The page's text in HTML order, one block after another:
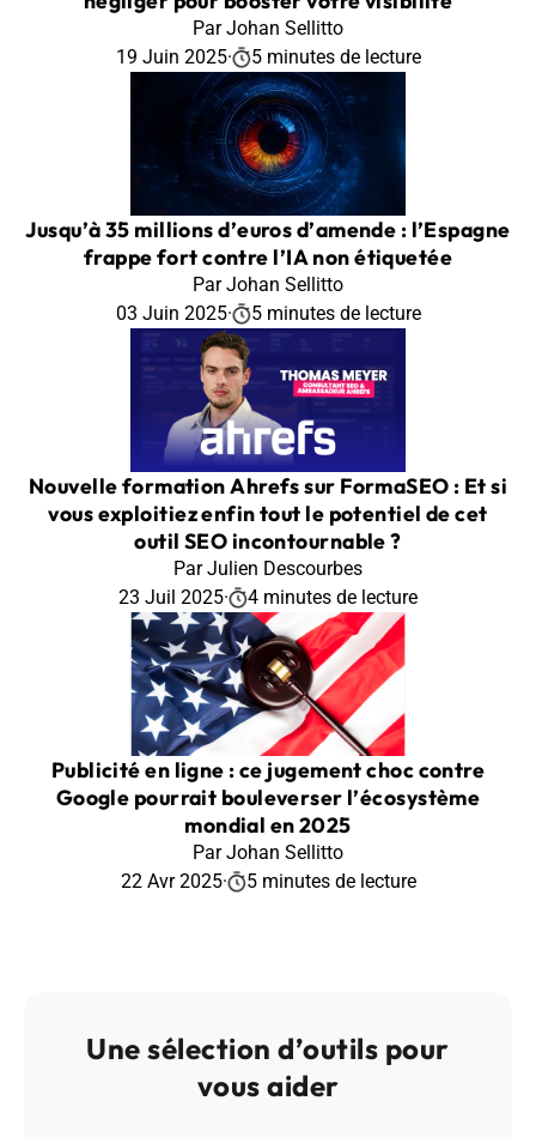
Par Johan Sellitto
19 Juin 2025· 5 minutes de lecture
Jusqu’à 35 millions d’euros d’amende : l’Espagne
frappe fort contre l’IA non étiquetée
Par Johan Sellitto
03 Juin 2025· 5 minutes de lecture
Nouvelle formation Ahrefs sur FormaSEO : Et si
vous exploitiez enfin tout le potentiel de cet
outil SEO incontournable ?
Par Julien Descourbes
23 Juil 2025· 4 minutes de lecture
Publicité en ligne : ce jugement choc contre
Google pourrait bouleverser l’écosystème
mondial en 2025
Par Johan Sellitto
22 Avr 2025· 5 minutes de lecture
Une sélection d’outils pour
vous aider